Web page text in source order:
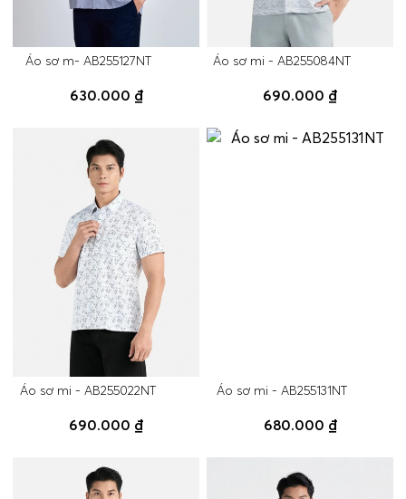
Áo sơ m- AB255127NT
630.000 ₫
Áo sơ mi - AB255084NT
690.000 ₫
Áo sơ mi - AB255022NT
690.000 ₫
Áo sơ mi - AB255131NT
680.000 ₫